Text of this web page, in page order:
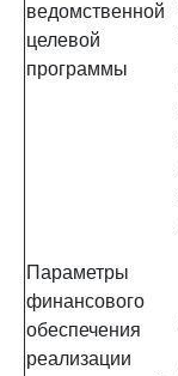
ведомственной
целевой
программы
Параметры
финансового
обеспечения
реализации